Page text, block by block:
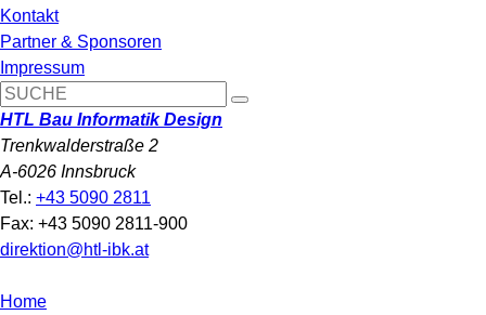
Kontakt
Partner & Sponsoren
Impressum
HTL Bau Informatik Design
Trenkwalderstraße 2
A-6026 Innsbruck
Tel.: +43 5090 2811
Fax: +43 5090 2811-900
direktion@htl-ibk.at
Home